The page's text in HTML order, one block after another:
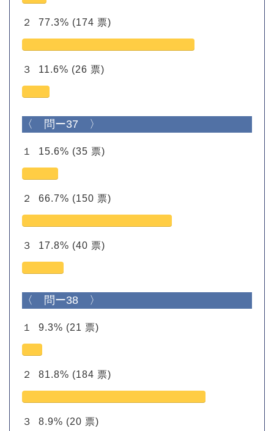
２ 77.3% (174 票)
３ 11.6% (26 票)
〈 問ー37 〉
１ 15.6% (35 票)
２ 66.7% (150 票)
３ 17.8% (40 票)
〈 問ー38 〉
１ 9.3% (21 票)
２ 81.8% (184 票)
３ 8.9% (20 票)